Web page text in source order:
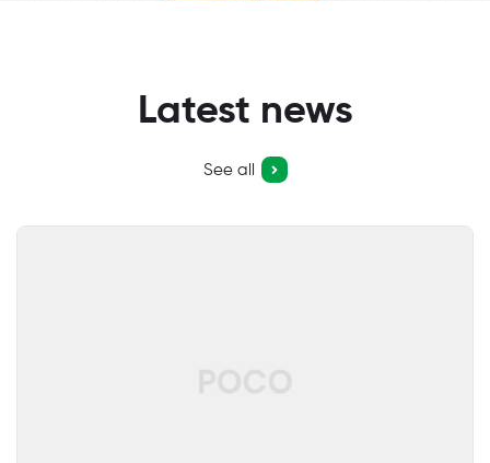
Latest news
See all